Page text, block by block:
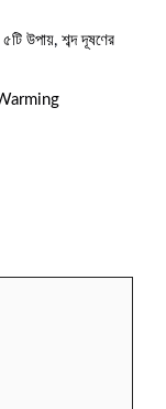
৫টি উপায়, শব্দ দূষণের